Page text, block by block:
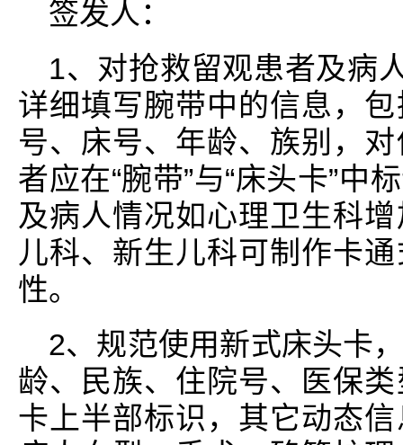
签发人：
1、对抢救留观患者及病
详细填写腕带中的信息，
号、床号、年龄、族别，
者应在“腕带”与“床头卡”中
及病人情况如心理卫生科
儿科、新生儿科可制作卡
性。
2、规范使用新式床头卡
龄、民族、住院号、医保
卡上半部标识，其它动态